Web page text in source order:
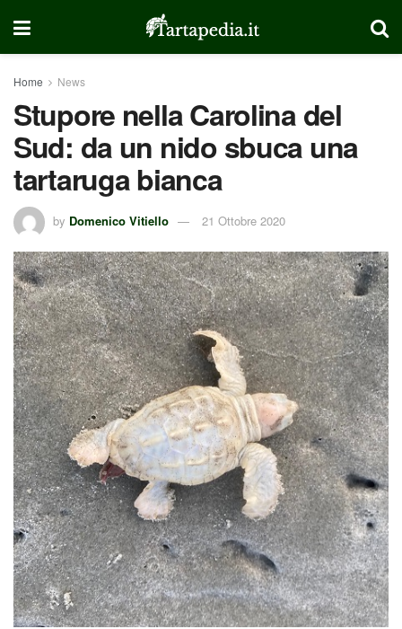
Home News
Stupore nella Carolina del
Sud: da un nido sbuca una
tartaruga bianca
by Domenico Vitiello 21 Ottobre 2020